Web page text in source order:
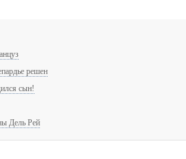
решен
сын!
Дель Рей